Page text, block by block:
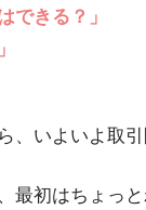
できる？」
、いよいよ取引
初はちょっ